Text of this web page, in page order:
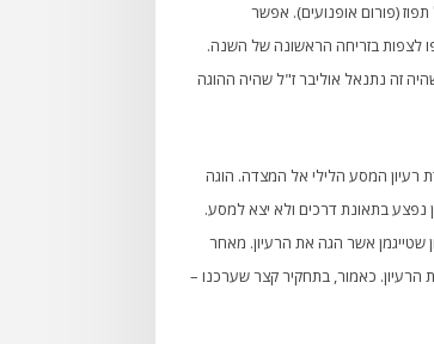
ראש השנה התחילה בקיץ 2002 כהתארגנות קטנה של כמה חבר'ה מפורום 8 של תפוז (פורום אופנועים). אפשר
לצפות בזריחה הראשונה של השנה.
זה נתנאל אוליבר ז"ל שהיה ההוגה
המסע הלילי אל המצדה. הוגה
נפצע בתאונת דרכים ולא יצא למסע.
שטייגמן אשר הגה את הרעיון. מאחר
הרעיון. כאמור, בתחקיר קצר שערכנו –